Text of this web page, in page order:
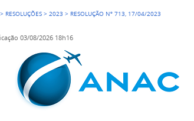
> RESOLUÇÕES >2023 > RESOLUÇÃO Nº 713, 17/04/2023
03/08/2026 18h16